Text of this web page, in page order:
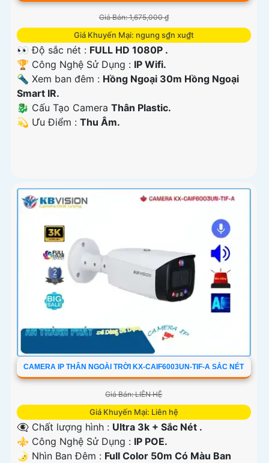
Giá Bán: 1,675,000 ₫
Giá Khuyến Mại: ngung s₫n xu₫t
👀 Độ sắc nét : FULL HD 1080P .
🏆 Công Nghệ Sử Dụng : IP Wifi.
🔦 Xem ban đêm : Hồng Ngoại 30m Hồng Ngoại
Smart IR.
🐉️ Cấu Tạo Camera Thân Plastic.
️💫 Ưu Điểm : Thu Âm.
CAMERA IP THÂN NGOÀI TRỜI KX-CAIF6003UN-TIF-A SẮC NÉT
Giá Bán: LIÊN HỆ
Giá Khuyến Mại: Liên hệ
👁️‍🗨 Chất lượng hình : Ultra 3k + Sắc Nét .
⚜️ Công Nghệ Sử Dụng : IP POE.
🌛 Nhìn Ban Đêm : Full Color 50m Có Màu Ban